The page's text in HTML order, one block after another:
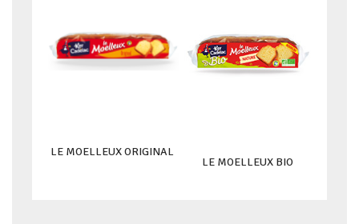
LE MOELLEUX ORIGINAL
LE MOELLEUX BIO